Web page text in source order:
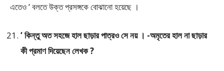
এতেও ’ বলতে উক্ত প্রসঙ্গকে বোঝানো হয়েছে ।
‘ কিন্তু অত সহজে হাল ছাড়ার পাত্রও সে নয় । -অমৃতের হাল না ছাড়ার
কী প্রমাণ দিয়েছেন লেখক ?